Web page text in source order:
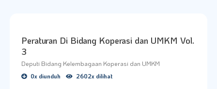
Peraturan Di Bidang Koperasi dan UMKM Vol.
3
Deputi Bidang Kelembagaan Koperasi dan UMKM
0x diunduh 2602x dilihat